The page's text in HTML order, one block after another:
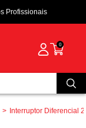
Profissionais
0
Interruptor Diferencial